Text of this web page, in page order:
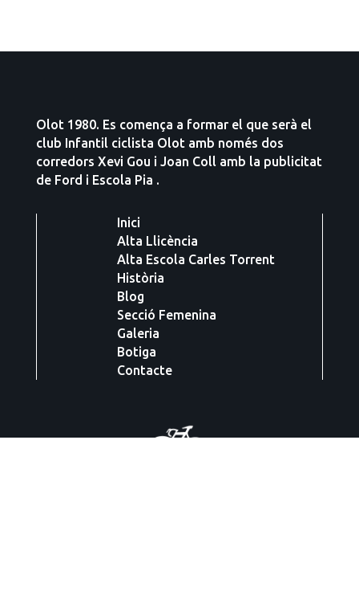
Olot 1980. Es comença a formar el que serà el
club Infantil ciclista Olot amb només dos
corredors Xevi Gou i Joan Coll amb la publicitat
de Ford i Escola Pia .
Inici
Alta Llicència
Alta Escola Carles Torrent
Història
Blog
Secció Femenina
Galeria
Botiga
Contacte